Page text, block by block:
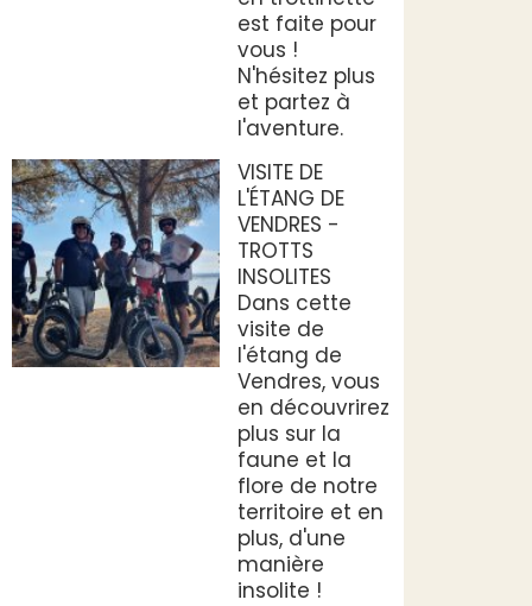
est faite pour
vous !
N'hésitez plus
et partez à
l'aventure.
VISITE DE
L'ÉTANG DE
VENDRES -
TROTTS
INSOLITES
Dans cette
visite de
l'étang de
Vendres, vous
en découvrirez
plus sur la
faune et la
flore de notre
territoire et en
plus, d'une
manière
insolite !